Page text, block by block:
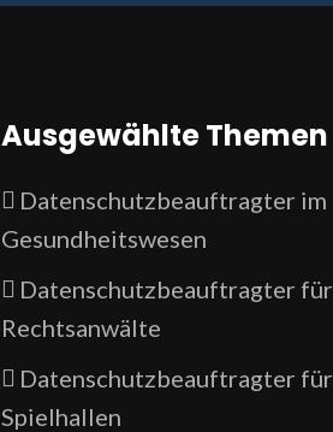
Ausgewählte Themen
Datenschutzbeauftragter im
Gesundheitswesen
Datenschutzbeauftragter für
Rechtsanwälte
Datenschutzbeauftragter für
Spielhallen